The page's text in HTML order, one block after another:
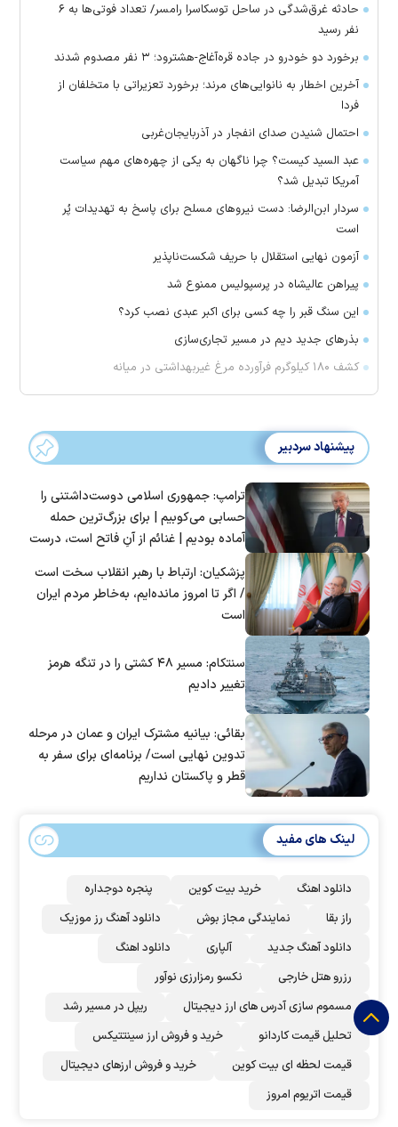
حادثه غرق‌شدگی در ساحل توسکاسرا رامسر/ تعداد فوتی‌ها به ۶
نفر رسید
برخورد دو خودرو در جاده قره‌آغاج-هشترود؛ ۳ نفر مصدوم شدند
آخرین اخطار به نانوایی‌های مرند؛ برخورد تعزیراتی با متخلفان از
فردا
احتمال شنیدن صدای انفجار در آذربایجان‌غربی
عبد السید کیست؟ چرا ناگهان به یکی از چهره‌های مهم سیاست
آمریکا تبدیل شد؟
سردار ابن‌الرضا: دست نیرو‌های مسلح برای پاسخ به تهدیدات پُر
است
آزمون نهایی استقلال با حریف شکست‌ناپذیر
پیراهن عالیشاه در پرسپولیس ممنوع شد
این سنگ قبر را چه کسی برای اکبر عبدی نصب کرد؟
بذرهای جدید دیم در مسیر تجاری‌سازی
کشف ۱۸۰ کیلوگرم فرآورده‌ مرغ غیربهداشتی در میانه
پیشنهاد سردبیر
ترامپ: جمهوری اسلامی دوست‌داشتنی را
حسابی می‌کوبیم | برای بزرگ‌ترین حمله
آماده بودیم | غنائم از آنِ فاتح است، درست
پزشکیان: ارتباط با رهبر انقلاب سخت است
/ اگر تا امروز مانده‌ایم، به‌خاطر مردم ایران
است
سنتکام: مسیر ۴۸ کشتی را در تنگه هرمز
تغییر دادیم
بقائی: بیانیه مشترک ایران و عمان در مرحله
تدوین نهایی است/ برنامه‌ای برای سفر به
قطر و پاکستان نداریم
لینک های مفید
دانلود اهنگ خرید بیت کوین
پنجره دوجداره
راز بقا
نمایندگی مجاز بوش
دانلود آهنگ رز‌ موزیک
دانلود آهنگ جدید
آلپاری
دانلود اهنگ
رزرو هتل خارجی
نکسو رمزارزی نوآور
مسموم سازی آدرس های ارز دیجیتال
ریپل در مسیر رشد
تحلیل قیمت کاردانو
خرید و فروش ارز سینتتیکس
قیمت لحظه ای بیت کوین
خرید و فروش ارزهای دیجیتال
قیمت اتریوم امروز